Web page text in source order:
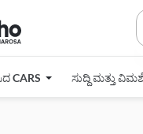
CARS ಸುದ್ದಿ ಮತ್ತು